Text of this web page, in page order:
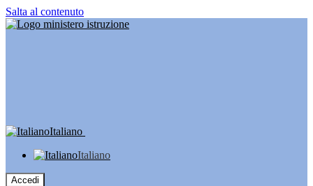
Salta al contenuto
Italiano
Italiano
Accedi